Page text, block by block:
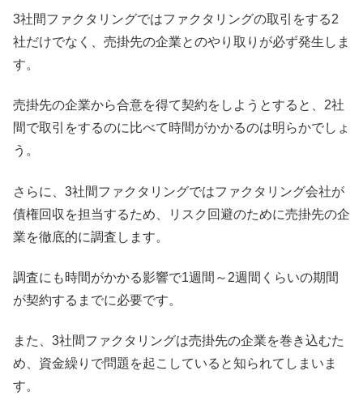
3社間ファクタリングではファクタリングの取引をする2
社だけでなく、売掛先の企業とのやり取りが必ず発生しま
す。
売掛先の企業から合意を得て契約をしようとすると、2社
間で取引をするのに比べて時間がかかるのは明らかでしょ
う。
さらに、3社間ファクタリングではファクタリング会社が
債権回収を担当するため、リスク回避のために売掛先の企
業を徹底的に調査します。
調査にも時間がかかる影響で1週間～2週間くらいの期間
が契約するまでに必要です。
また、3社間ファクタリングは売掛先の企業を巻き込むた
め、資金繰りで問題を起こしていると知られてしまいま
す。